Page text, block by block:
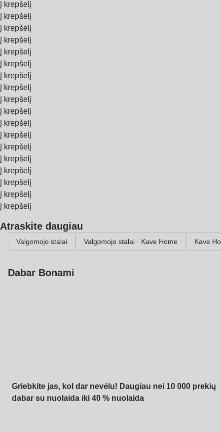
Į krepšelį
Į krepšelį
Į krepšelį
Į krepšelį
Į krepšelį
Į krepšelį
Į krepšelį
Į krepšelį
Į krepšelį
Į krepšelį
Į krepšelį
Į krepšelį
Į krepšelį
Į krepšelį
Į krepšelį
Į krepšelį
Į krepšelį
Į krepšelį
Atraskite daugiau
Valgomojo stalai Valgomojo stalai · Kave Home Kave
Dabar Bonami
Griebkite jas, kol dar nevėlu! Daugiau nei 10 000 prekių
dabar su nuolaida iki 40 % nuolaida